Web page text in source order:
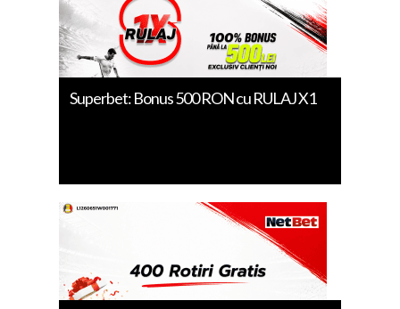
Superbet: Bonus 500 RON cu RULAJ X1